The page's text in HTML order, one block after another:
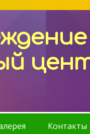
Контакты